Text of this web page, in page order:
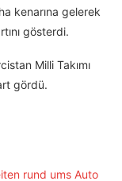
kenarına gelerek
gösterdi.
Milli Takımı
gördü.